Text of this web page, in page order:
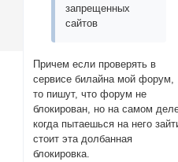
запрещенных
сайтов
Причем если проверять в
сервисе билайна мой форум,
то пишут, что форум не
блокирован, но на самом
когда пытаешься на него
стоит эта долбанная
блокировка.